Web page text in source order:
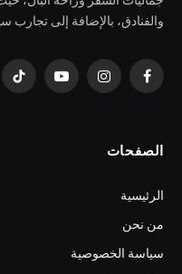
والفنادق، بالإضافة إلى تجارب
فيسبوكالانستغراميوتيوب
الصفحات
الرئيسية
من نحن
سياسة الخصوصية